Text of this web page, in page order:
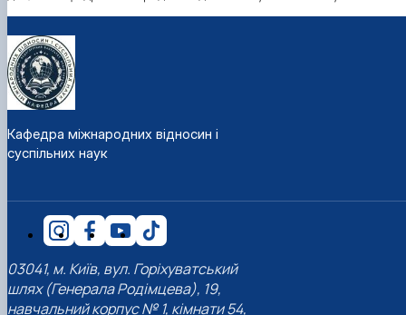
Кафедра міжнародних відносин і
суспільних наук
03041, м. Київ, вул. Горіхуватський
55, 56.
(044) 527-81-16, 527-81-71
kaf_ist_pol@ukr.net